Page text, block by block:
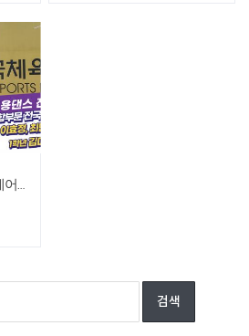
제103회 전국체육대회 에어로빅·힙합부문 전국 3위 수상